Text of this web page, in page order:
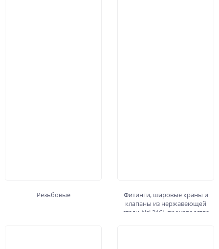
Резьбовые
Фитинги, шаровые краны и
клапаны из нержавеющей
стали Aisi 316L производства